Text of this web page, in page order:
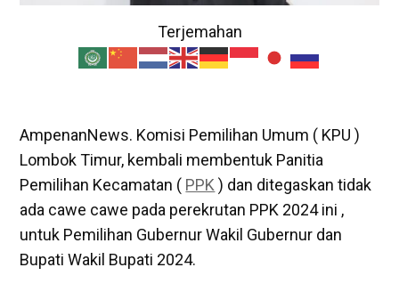
Terjemahan
AmpenanNews. Komisi Pemilihan Umum ( KPU )
Lombok Timur, kembali membentuk Panitia
Pemilihan Kecamatan ( PPK ) dan ditegaskan tidak
ada cawe cawe pada perekrutan PPK 2024 ini ,
untuk Pemilihan Gubernur Wakil Gubernur dan
Bupati Wakil Bupati 2024.